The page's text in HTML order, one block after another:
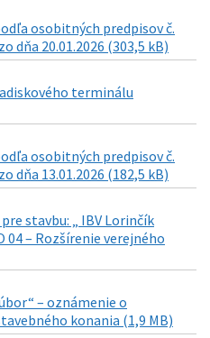
osobitných predpisov č.
dňa 20.01.2026 (303,5 kB)
terminálu
osobitných predpisov č.
dňa 13.01.2026 (182,5 kB)
stavbu: „ IBV Lorinčík
04 – Rozšírenie verejného
– oznámenie o
konania (1,9 MB)